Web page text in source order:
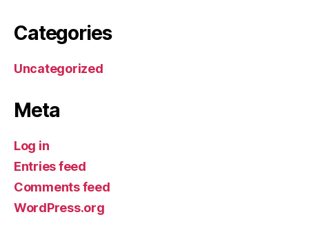
Categories
Uncategorized
Meta
Log in
Entries feed
Comments feed
WordPress.org